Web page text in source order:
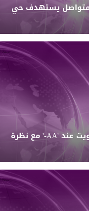
متواصل يستهدف حي
فيتش تؤكد التصنيف الائتماني للكويت عند 'AA-' مع نظرة